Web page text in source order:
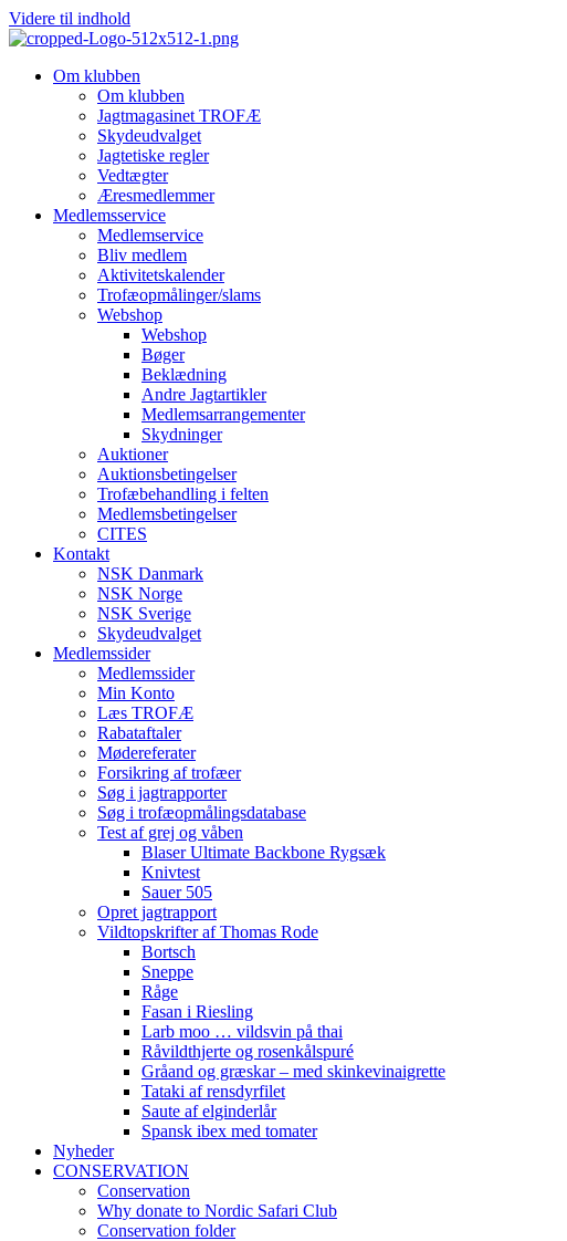
Videre til indhold
Om klubben
Om klubben
Jagtmagasinet TROFÆ
Skydeudvalget
Jagtetiske regler
Vedtægter
Æresmedlemmer
Medlemsservice
Medlemservice
Bliv medlem
Aktivitetskalender
Trofæopmålinger/slams
Webshop
Webshop
Bøger
Beklædning
Andre Jagtartikler
Medlemsarrangementer
Skydninger
Auktioner
Auktionsbetingelser
Trofæbehandling i felten
Medlemsbetingelser
CITES
Kontakt
NSK Danmark
NSK Norge
NSK Sverige
Skydeudvalget
Medlemssider
Medlemssider
Min Konto
Læs TROFÆ
Rabataftaler
Mødereferater
Forsikring af trofæer
Søg i jagtrapporter
Søg i trofæopmålingsdatabase
Test af grej og våben
Blaser Ultimate Backbone Rygsæk
Knivtest
Sauer 505
Opret jagtrapport
Vildtopskrifter af Thomas Rode
Bortsch
Sneppe
Råge
Fasan i Riesling
Larb moo … vildsvin på thai
Råvildthjerte og rosenkålspuré
Gråand og græskar – med skinkevinaigrette
Tataki af rensdyrfilet
Saute af elginderlår
Spansk ibex med tomater
Nyheder
CONSERVATION
Conservation
Why donate to Nordic Safari Club
Conservation folder